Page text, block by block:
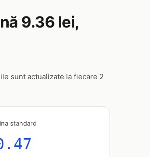
9.36 lei,
sunt actualizate la fiecare 2
standard